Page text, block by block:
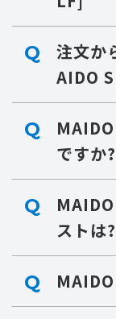
Q
注文か
AIDO
Q
ですか
Q
ストは?
Q